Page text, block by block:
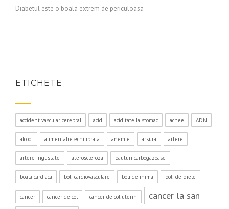
Diabetul este o boala extrem de periculoasa
ETICHETE
accident vascular cerebral acid aciditate la stomac acnee ADN
alcool alimentatie echilibrata anemie arsura artere
artere ingustate ateroscleroza bauturi carbogazoase
boala cardiaca boli cardiovasculare boli de inima boli de piele
cancer cancer de col cancer de col uterin
cancer la san